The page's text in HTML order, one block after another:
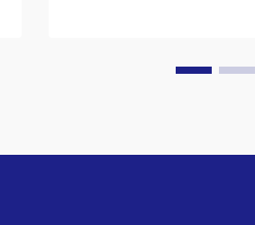
med at sammenligne…